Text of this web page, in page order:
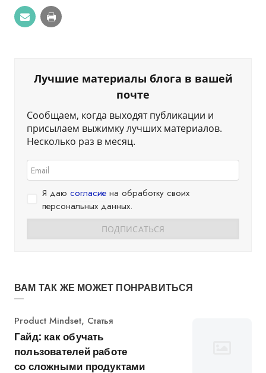
Лучшие материалы блога в вашей
почте
Сообщаем, когда выходят публикации и
присылаем выжимку лучших материалов.
Несколько раз в месяц.
Я даю согласие на обработку своих
персональных данных.
ВАМ ТАК ЖЕ МОЖЕТ ПОНРАВИТЬСЯ
Категория
Product Mindset, Статья
Гайд: как обучать
пользователей работе
со сложными продуктами